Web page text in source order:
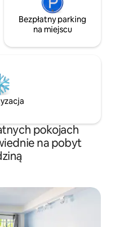
Bezpłatny parking
na miejscu
pokojach
na pobyt